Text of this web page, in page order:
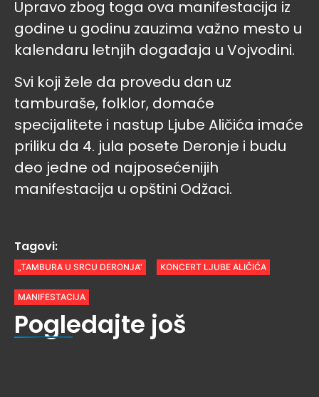
Upravo zbog toga ova manifestacija iz
godine u godinu zauzima važno mesto u
kalendaru letnjih događaja u Vojvodini.
Svi koji žele da provedu dan uz
tamburaše, folklor, domaće
specijalitete i nastup Ljube Aličića imaće
priliku da 4. jula posete Deronje i budu
deo jedne od najposećenijih
manifestacija u opštini Odžaci.
Tagovi:
„TAMBURA U SRCU DERONJA“ KONCERT LJUBE ALIČIĆA
MANIFESTACIJA
Pogledajte još